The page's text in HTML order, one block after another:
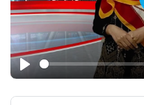
Play